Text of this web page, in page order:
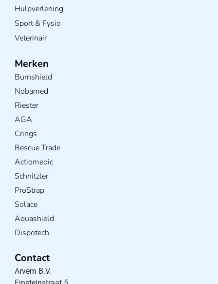
Hulpverlening
Sport & Fysio
Veterinair
Merken
Burnshield
Nobamed
Riester
AGA
Crings
Rescue Trade
Actiomedic
Schnitzler
ProStrap
Solace
Aquashield
Dispotech
Contact
Arvem B.V.